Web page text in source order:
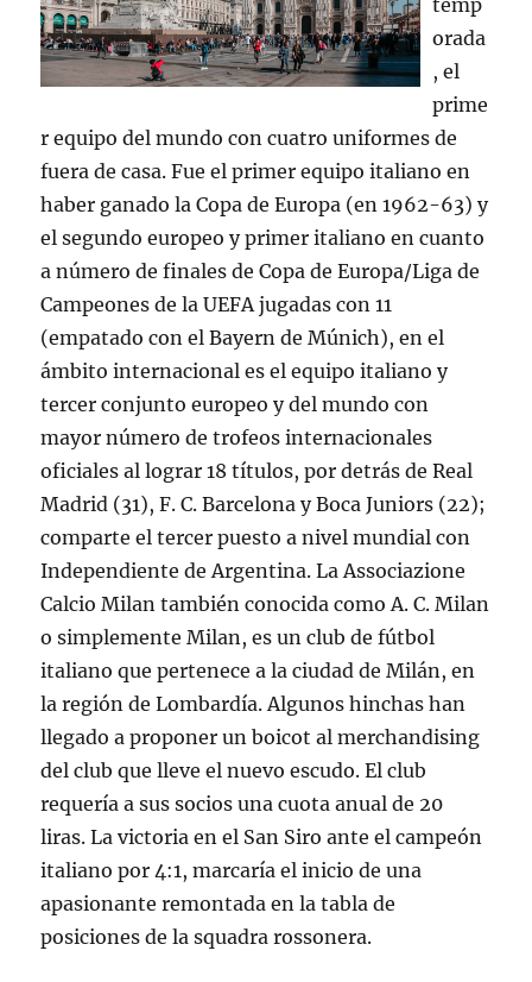
temp
orada
, el
prime
r equipo del mundo con cuatro uniformes de
fuera de casa. Fue el primer equipo italiano en
haber ganado la Copa de Europa (en 1962-63) y
el segundo europeo y primer italiano en cuanto
a número de finales de Copa de Europa/Liga de
Campeones de la UEFA jugadas con 11
(empatado con el Bayern de Múnich), en el
ámbito internacional es el equipo italiano y
tercer conjunto europeo y del mundo con
mayor número de trofeos internacionales
oficiales al lograr 18 títulos, por detrás de Real
Madrid (31), F. C. Barcelona y Boca Juniors (22);
comparte el tercer puesto a nivel mundial con
Independiente de Argentina. La Associazione
Calcio Milan también conocida como A. C. Milan
o simplemente Milan, es un club de fútbol
italiano que pertenece a la ciudad de Milán, en
la región de Lombardía. Algunos hinchas han
llegado a proponer un boicot al merchandising
del club que lleve el nuevo escudo. El club
requería a sus socios una cuota anual de 20
liras. La victoria en el San Siro ante el campeón
italiano por 4:1, marcaría el inicio de una
apasionante remontada en la tabla de
posiciones de la squadra rossonera.